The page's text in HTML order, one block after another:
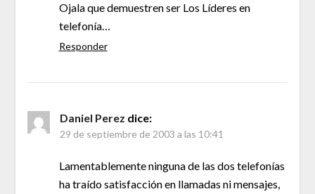
Ojala que demuestren ser Los Líderes en
telefonía…
Responder
Daniel Perez dice:
29 de septiembre de 2003 a las 10:41
Lamentablemente ninguna de las dos telefonías
ha traído satisfacción en llamadas ni mensajes,